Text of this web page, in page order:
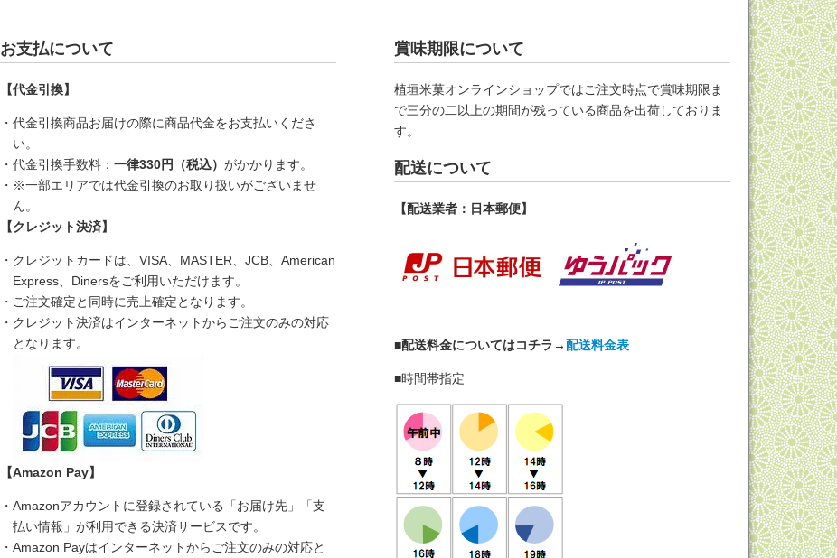
お支払について
【代金引換】
代金引換商品お届けの際に商品代金をお支払いくださ
い。
代金引換手数料： 一律330円（税込） がかかります。
※一部エリアでは代金引換のお取り扱いがございませ
ん。
【クレジット決済】
クレジットカードは、VISA、MASTER、JCB、American
Express、Dinersをご利用いただけます。
ご注文確定と同時に売上確定となります。
クレジット決済はインターネットからご注文のみの対応
となります。
【Amazon Pay】
Amazonアカウントに登録されている「お届け先」「支
払い情報」が利用できる決済サービスです。
Amazon Payはインターネットからご注文のみの対応と
賞味期限について
植垣米菓オンラインショップではご注文時点で賞味期限ま
で三分の二以上の期間が残っている商品を出荷しておりま
す。
配送について
【配送業者：日本郵便】
■配送料金についてはコチラ→配送料金表
■時間帯指定